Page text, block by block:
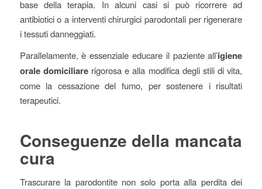
base della terapia. In alcuni casi si può ricorrere ad
antibiotici o a interventi chirurgici parodontali per rigenerare
i tessuti danneggiati.
Parallelamente, è essenziale educare il paziente all’igiene
orale domiciliarerigorosa e alla modifica degli stili di vita,
come la cessazione del fumo, per sostenere i risultati
terapeutici.
Conseguenze della mancata
cura
Trascurare la parodontite non solo porta alla perdita dei